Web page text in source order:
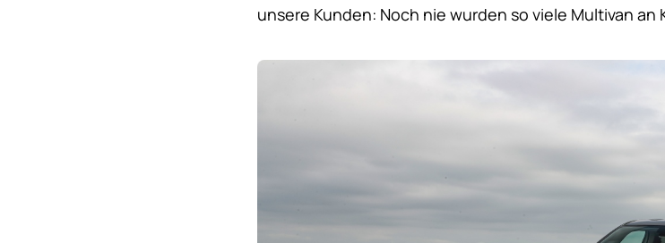
unsere Kunden: Noch nie wurden so viele Multivan an